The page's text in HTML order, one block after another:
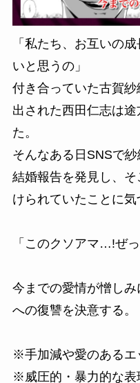
「私たち、お互いの
いと思うの」
付き合っていた古賀
出された西田仁志は
た。
そんなある日SNSで
結婚報告を発見し、
けられていたことに気
「このクソアマ…!ぜ
今までの愛情が憎し
への復讐を決意する。
※手加減や愛のあるエ
※威圧的・暴力的な表